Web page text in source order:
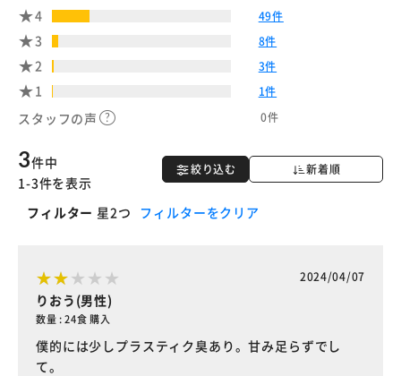
4 49件
3 8件
2 3件
1 1件
スタッフの声 0件
絞り込む 新着順
3件中
1-3件を表示
フィルター 星2つ フィルターをクリア
2024/04/07
りおう(男性)
数量 : 24食 購入
僕的には少しプラスティク臭あり。甘み足らずでし
て。